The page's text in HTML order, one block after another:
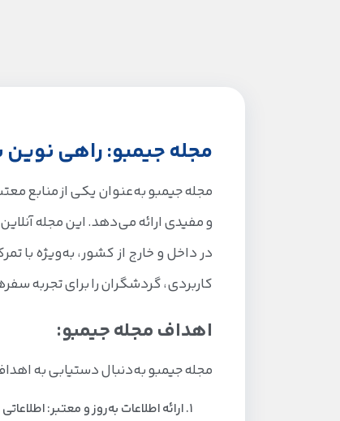
مجله جیمبو: راهی
مجله جیمبو به‌عنوان یکی از منابع
و مفیدی ارائه می‌دهد. این مجله
در داخل و خارج از کشور، به‌ویژه با
کاربردی، گردشگران را برای تجربه
اهداف مجله جیمبو:
مجله جیمبو به‌دنبال دستیابی به
ارائه اطلاعات به‌روز و معتبر: